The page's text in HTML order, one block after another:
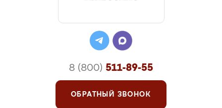
8 (800) 511-89-55
ОБРАТНЫЙ ЗВОНОК